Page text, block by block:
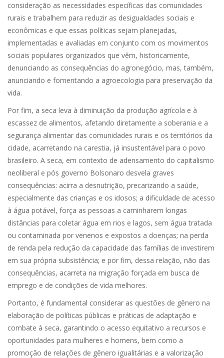
consideração as necessidades específicas das comunidades
rurais e trabalhem para reduzir as desigualdades sociais e
econômicas e que essas políticas sejam planejadas,
implementadas e avaliadas em conjunto com os movimentos
sociais populares organizados que vêm, historicamente,
denunciando as consequências do agronegócio, mas, também,
anunciando e fomentando a agroecologia para preservação da
vida.
Por fim, a seca leva à diminuição da produção agrícola e à
escassez de alimentos, afetando diretamente a soberania e a
segurança alimentar das comunidades rurais e os territórios da
cidade, acarretando na carestia, já insustentável para o povo
brasileiro. A seca, em contexto de adensamento do capitalismo
neoliberal e pós governo Bolsonaro desvela graves
consequências: acirra a desnutrição, precarizando a saúde,
especialmente das crianças e os idosos; a dificuldade de acesso
à água potável, força as pessoas a caminharem longas
distâncias para coletar água em rios e lagos, sem água tratada
ou contaminada por venenos e expostos a doenças; na perda
de renda pela redução da capacidade das famílias de investirem
em sua própria subsistência; e por fim, dessa relação, não das
consequências, acarreta na migração forçada em busca de
emprego e de condições de vida melhores.
Portanto, é fundamental considerar as questões de gênero na
elaboração de políticas públicas e práticas de adaptação e
combate à seca, garantindo o acesso equitativo a recursos e
oportunidades para mulheres e homens, bem como a
promoção de relações de gênero igualitárias e a valorização